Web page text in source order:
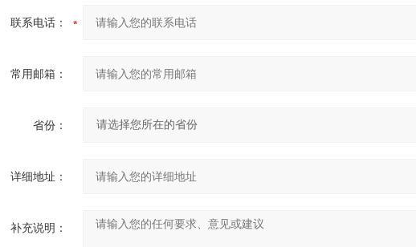
联系电话：
常用邮箱：
省份：
详细地址：
补充说明：